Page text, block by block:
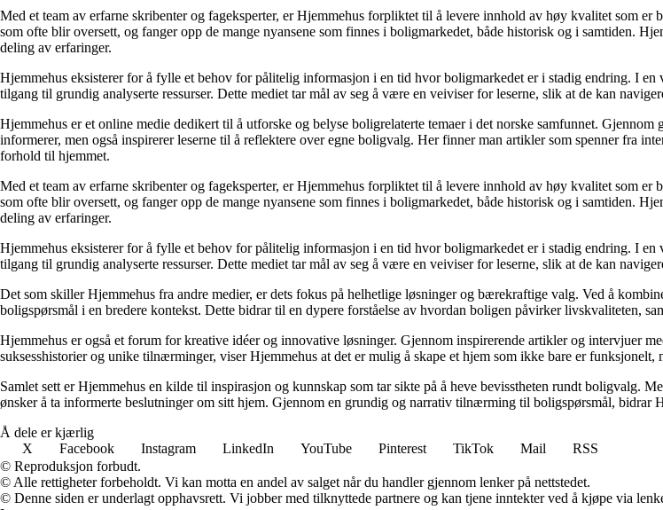
Med et team av erfarne skribenter og fageksperter, er Hjemmehus forpliktet til å levere innhold av høy kvalitet som
som ofte blir oversett, og fanger opp de mange nyansene som finnes i boligmarkedet, både historisk og i samtiden.
deling av erfaringer.
Hjemmehus eksisterer for å fylle et behov for pålitelig informasjon i en tid hvor boligmarkedet er i stadig endring. I
tilgang til grundig analyserte ressurser. Dette mediet tar mål av seg å være en veiviser for leserne, slik at de kan
Hjemmehus er et online medie dedikert til å utforske og belyse boligrelaterte temaer i det norske samfunnet.
informerer, men også inspirerer leserne til å reflektere over egne boligvalg. Her finner man artikler som spenner fra
forhold til hjemmet.
Med et team av erfarne skribenter og fageksperter, er Hjemmehus forpliktet til å levere innhold av høy kvalitet som
som ofte blir oversett, og fanger opp de mange nyansene som finnes i boligmarkedet, både historisk og i samtiden.
deling av erfaringer.
Hjemmehus eksisterer for å fylle et behov for pålitelig informasjon i en tid hvor boligmarkedet er i stadig endring. I
tilgang til grundig analyserte ressurser. Dette mediet tar mål av seg å være en veiviser for leserne, slik at de kan
Det som skiller Hjemmehus fra andre medier, er dets fokus på helhetlige løsninger og bærekraftige valg. Ved å
boligspørsmål i en bredere kontekst. Dette bidrar til en dypere forståelse av hvordan boligen påvirker livskvaliteten,
Hjemmehus er også et forum for kreative idéer og innovative løsninger. Gjennom inspirerende artikler og intervjuer
suksesshistorier og unike tilnærminger, viser Hjemmehus at det er mulig å skape et hjem som ikke bare er
Samlet sett er Hjemmehus en kilde til inspirasjon og kunnskap som tar sikte på å heve bevisstheten rundt boligvalg.
ønsker å ta informerte beslutninger om sitt hjem. Gjennom en grundig og narrativ tilnærming til boligspørsmål, bidrar
Å dele er kjærlig
X
Facebook Instagram LinkedIn YouTube Pinterest TikTok Mail
RSS
© Reproduksjon forbudt.
© Alle rettigheter forbeholdt. Vi kan motta en andel av salget når du handler gjennom lenker på nettstedet.
© Denne siden er underlagt opphavsrett. Vi jobber med tilknyttede partnere og kan tjene inntekter ved å kjøpe via